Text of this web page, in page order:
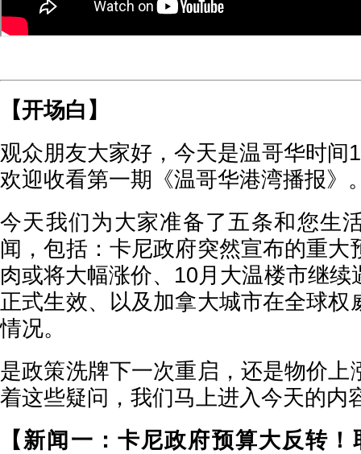
【开场白】
观众朋友大家好，今天是温哥华时间
欢迎收看第一期《温哥华港湾播报》
今天我们为大家准备了五条和您生
闻，包括：卡尼政府突然宣布的重大
肉或将大幅涨价、10月大温楼市继续
正式生效、以及加拿大城市在全球权
情况。
是政策洗牌下一次重启，还是物价上
着这些疑问，我们马上进入今天的内
【新闻一：卡尼政府预算大反转